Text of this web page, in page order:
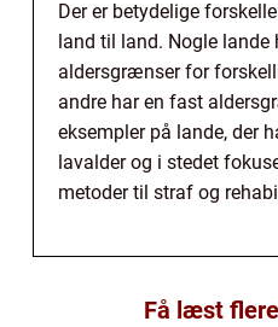
Der er betydelige
land til land. Nogle
aldersgrænser for
andre har en fast
eksempler på lande, der
lavalder og i stedet
metoder til straf og
Få læst